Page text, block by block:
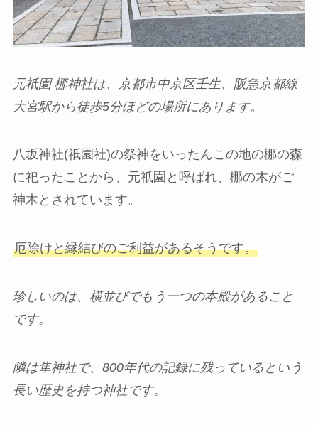
元祇園 梛神社は、京都市中京区壬生、阪急京都線
大宮駅から徒歩5分ほどの場所にあります。
八坂神社(祇園社)の祭神をいったんこの地の梛の森
に祀ったことから、元祇園と呼ばれ、梛の木がご
神木とされています。
厄除けと縁結びのご利益があるそうです。
珍しいのは、横並びでもう一つの本殿があること
です。
隣は隼神社で、 800年代の記録に残っているという
長い歴史を持つ神社です。